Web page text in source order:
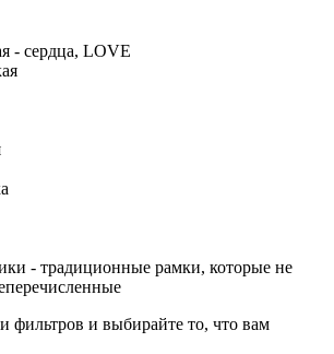
- сердца, LOVE
- традиционные рамки, которые не
фильтров и выбирайте то, что вам